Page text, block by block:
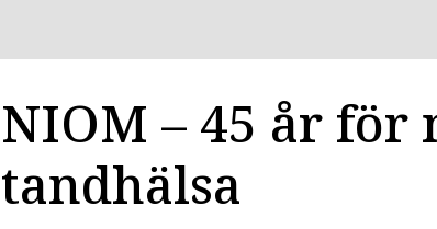
NIOM – 45 år för
tandhälsa